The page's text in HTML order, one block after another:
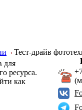
Тест-драйв
для
ресурса.
как